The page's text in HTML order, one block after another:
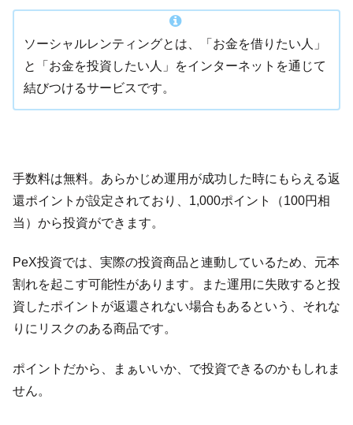
ソーシャルレンティングとは、「お金を借りたい人」
と「お金を投資したい人」をインターネットを通じて
結びつけるサービスです。
手数料は無料。あらかじめ運用が成功した時にもらえる返
還ポイントが設定されており、1,000ポイント（100円相
当）から投資ができます。
PeX投資では、実際の投資商品と連動しているため、元本
割れを起こす可能性があります。また運用に失敗すると投
資したポイントが返還されない場合もあるという、それな
りにリスクのある商品です。
ポイントだから、まぁいいか、で投資できるのかもしれま
せん。